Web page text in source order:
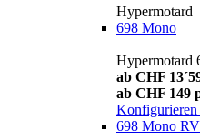
Hypermotard
698 Mono
Hypermotard
ab CHF
ab CHF 149
Konfigurieren
698 Mono